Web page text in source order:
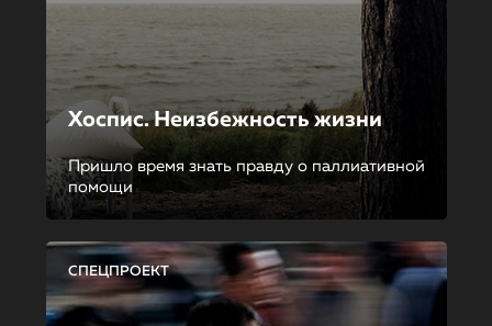
Хоспис. Неизбежность жизни
Пришло время знать правду о паллиативной
помощи
СПЕЦПРОЕКТ